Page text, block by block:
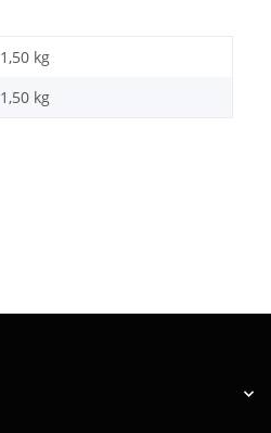
1,50 kg
1,50 kg